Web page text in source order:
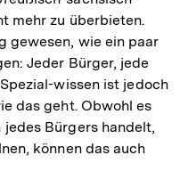
mehr zu überbieten.
gewesen, wie ein paar
Jeder Bürger, jede
wissen ist jedoch
das geht. Obwohl es
Bürgers handelt,
können das auch